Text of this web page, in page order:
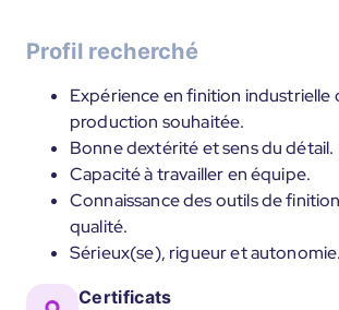
Profil recherché
Expérience en finition industrielle
production souhaitée.
Bonne dextérité et sens du détail.
Capacité à travailler en équipe.
Connaissance des outils de
qualité.
Sérieux(se), rigueur et autonomie.
Certificats